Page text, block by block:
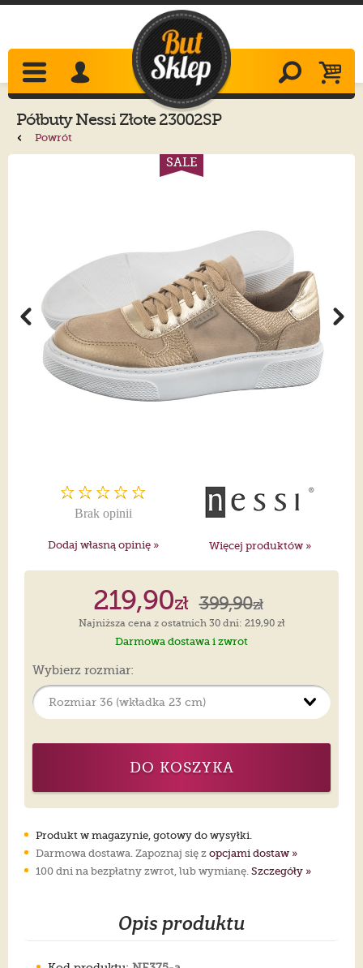
PółbutyNessi Złote 23002SP
Powrót
SALE
Brak opinii
Dodaj własną opinię » Więcej produktów »
219,90zł 399,90zł
Najniższa cena z ostatnich 30 dni: 219,90 zł
Darmowa dostawa i zwrot
Wybierz rozmiar:
DO KOSZYKA
Produkt w magazynie, gotowy do wysyłki.
Darmowa dostawa. Zapoznaj się z opcjami dostaw »
100 dni na bezpłatny zwrot, lub wymianę. Szczegóły »
Opis produktu